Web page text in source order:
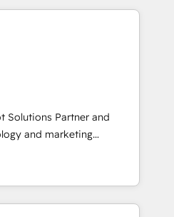
delivered in weeks, not
process optimization
secure data
compliant
⚖️ Legal: client
workflows 🛒 E-
Estate: deal pipelines;
🏭
Solutions Partner and
and marketing
on enterprise and mid-
that want a strategic
goals through creative
Technical HubSpot